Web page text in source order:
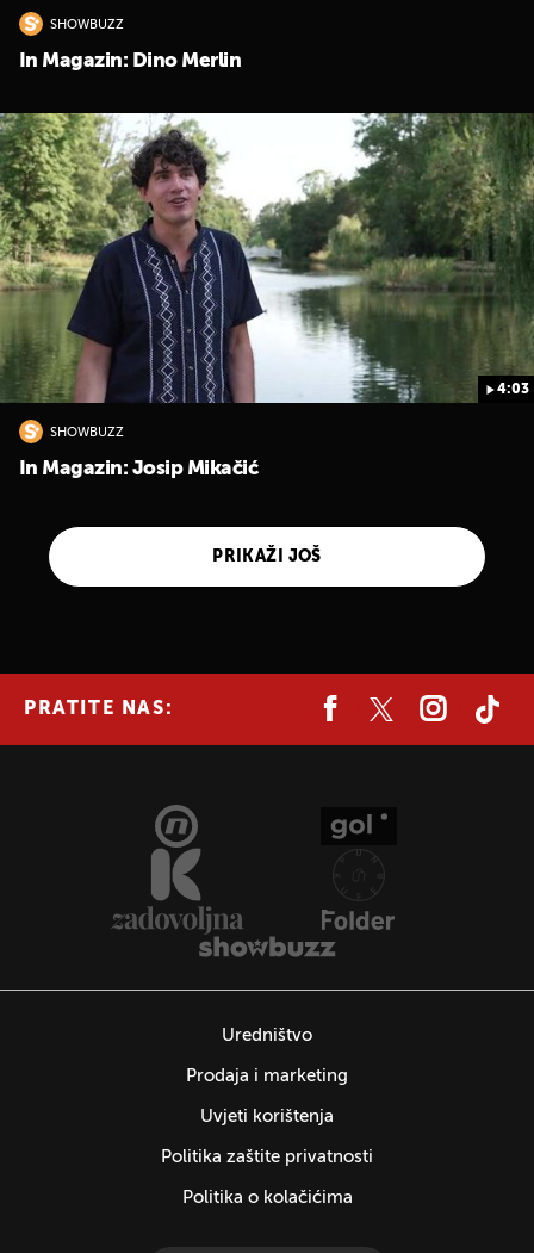
SHOWBUZZ
In Magazin: Dino Merlin
4:03
SHOWBUZZ
In Magazin: Josip Mikačić
PRIKAŽI JOŠ
PRATITE NAS:
Uredništvo
Prodaja i marketing
Uvjeti korištenja
Politika zaštite privatnosti
Politika o kolačićima